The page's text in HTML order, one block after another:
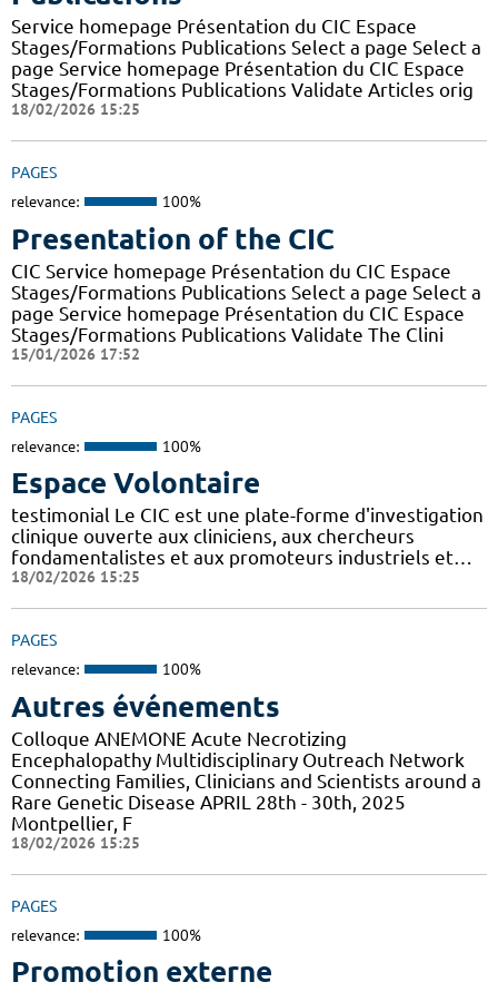
Service homepage Présentation du CIC Espace
Stages/Formations Publications Select a page Select a
page Service homepage Présentation du CIC Espace
Stages/Formations Publications Validate Articles orig
18/02/2026 15:25
PAGES
relevance: 100%
Presentation of the CIC
CIC Service homepage Présentation du CIC Espace
Stages/Formations Publications Select a page Select a
page Service homepage Présentation du CIC Espace
Stages/Formations Publications Validate The Clini
15/01/2026 17:52
PAGES
relevance: 100%
Espace Volontaire
testimonial Le CIC est une plate-forme d'investigation
clinique ouverte aux cliniciens, aux chercheurs
fondamentalistes et aux promoteurs industriels et…
18/02/2026 15:25
PAGES
relevance: 100%
Autres événements
Colloque ANEMONE Acute Necrotizing
Encephalopathy Multidisciplinary Outreach Network
Connecting Families, Clinicians and Scientists around a
Rare Genetic Disease APRIL 28th - 30th, 2025
Montpellier, F
18/02/2026 15:25
PAGES
relevance: 100%
Promotion externe